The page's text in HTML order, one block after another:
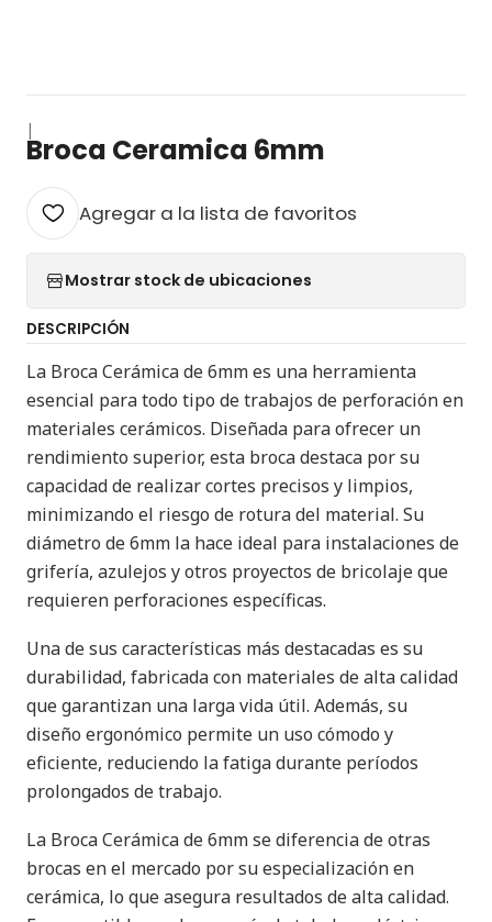
|
Broca Ceramica 6mm
Agregar a la lista de favoritos
Mostrar stock de ubicaciones
DESCRIPCIÓN
La Broca Cerámica de 6mm es una herramienta
esencial para todo tipo de trabajos de perforación en
materiales cerámicos. Diseñada para ofrecer un
rendimiento superior, esta broca destaca por su
capacidad de realizar cortes precisos y limpios,
minimizando el riesgo de rotura del material. Su
diámetro de 6mm la hace ideal para instalaciones de
grifería, azulejos y otros proyectos de bricolaje que
requieren perforaciones específicas.
Una de sus características más destacadas es su
durabilidad, fabricada con materiales de alta calidad
que garantizan una larga vida útil. Además, su
diseño ergonómico permite un uso cómodo y
eficiente, reduciendo la fatiga durante períodos
prolongados de trabajo.
La Broca Cerámica de 6mm se diferencia de otras
brocas en el mercado por su especialización en
cerámica, lo que asegura resultados de alta calidad.